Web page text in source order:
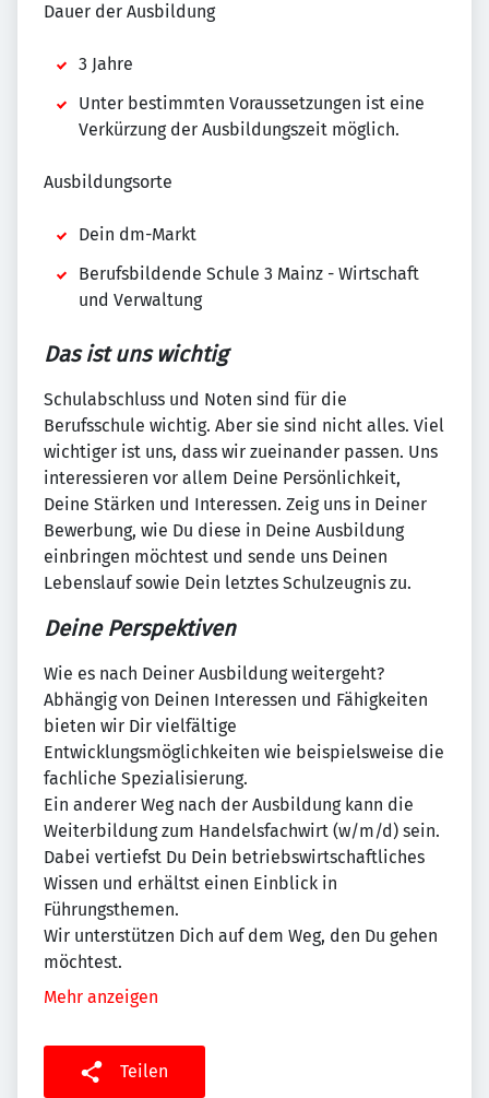
Dauer der Ausbildung
3 Jahre
Unter bestimmten Voraussetzungen ist eine
Verkürzung der Ausbildungszeit möglich.
Ausbildungsorte
Dein dm-Markt
Berufsbildende Schule 3 Mainz - Wirtschaft
und Verwaltung
Das ist uns wichtig
Schulabschluss und Noten sind für die
Berufsschule wichtig. Aber sie sind nicht alles. Viel
wichtiger ist uns, dass wir zueinander passen. Uns
interessieren vor allem Deine Persönlichkeit,
Deine Stärken und Interessen. Zeig uns in Deiner
Bewerbung, wie Du diese in Deine Ausbildung
einbringen möchtest und sende uns Deinen
Lebenslauf sowie Dein letztes Schulzeugnis zu.
Deine Perspektiven
Wie es nach Deiner Ausbildung weitergeht?
Abhängig von Deinen Interessen und Fähigkeiten
bieten wir Dir vielfältige
Entwicklungsmöglichkeiten wie beispielsweise die
fachliche Spezialisierung.
Ein anderer Weg nach der Ausbildung kann die
Weiterbildung zum Handelsfachwirt (w/m/d) sein.
Dabei vertiefst Du Dein betriebswirtschaftliches
Wissen und erhältst einen Einblick in
Führungsthemen.
Wir unterstützen Dich auf dem Weg, den Du gehen
möchtest.
Mehr anzeigen
Teilen